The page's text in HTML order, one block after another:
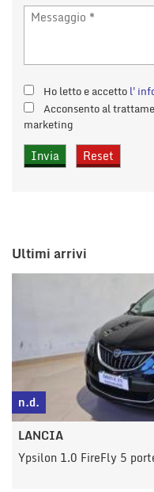
Ho letto e accetto
Acconsento al
marketing
Ultimi arrivi
n.d.
LANCIA
Ypsilon 1.0 FireFly 5